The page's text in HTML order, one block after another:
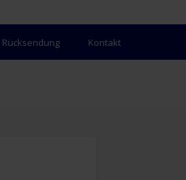
Rücksendung Kontakt